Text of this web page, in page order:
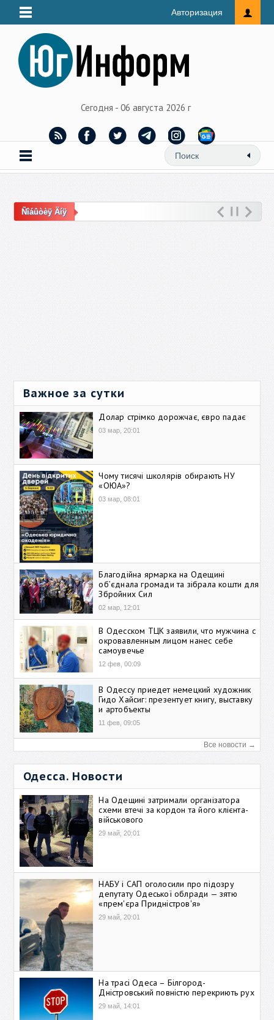
Авторизация
Сегодня - 06 августа 2026 г
Ñîáûòèÿ Äíÿ
Важное за сутки
Долар стрімко дорожчає, євро падає
03 мар, 20:01
Чому тисячі школярів обирають НУ
«ОЮА»?
03 мар, 08:01
Благодійна ярмарка на Одещині
об’єднала громади та зібрала кошти для
Збройних Сил
02 мар, 12:01
В Одесском ТЦК заявили, что мужчина с
окровавленным лицом нанес себе
самоувечье
12 фев, 00:09
В Одессу приедет немецкий художник
Гидо Хайсиг: презентует книгу, выставку
и артобъекты
11 фев, 09:05
Все новости →
Одесса. Новости
На Одещині затримали організатора
схеми втечі за кордон та його клієнта-
військового
29 май, 20:01
НАБУ і САП оголосили про підозру
депутату Одеської облради — зятю
«прем'єра Придністров'я»
29 май, 20:01
На трасі Одеса – Білгород-
Дністровський повністю перекриють рух
29 май, 14:01